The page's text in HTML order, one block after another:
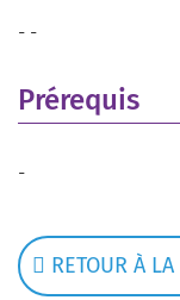
- -
Prérequis
-
RETOUR À